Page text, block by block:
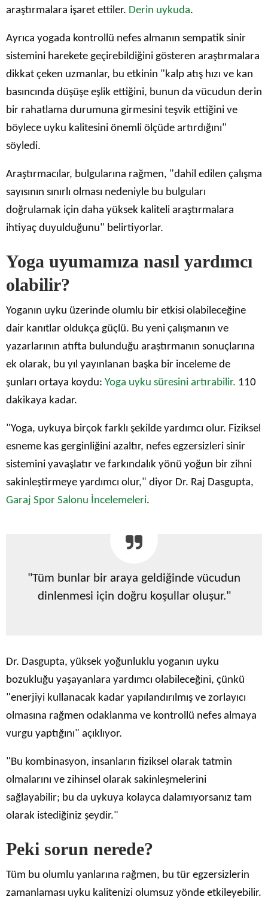
araştırmalara işaret ettiler. Derin uykuda.
Ayrıca yogada kontrollü nefes almanın sempatik sinir
sistemini harekete geçirebildiğini gösteren araştırmalara
dikkat çeken uzmanlar, bu etkinin "kalp atış hızı ve kan
basıncında düşüşe eşlik ettiğini, bunun da vücudun derin
bir rahatlama durumuna girmesini teşvik ettiğini ve
böylece uyku kalitesini önemli ölçüde artırdığını"
söyledi.
Araştırmacılar, bulgularına rağmen, "dahil edilen çalışma
sayısının sınırlı olması nedeniyle bu bulguları
doğrulamak için daha yüksek kaliteli araştırmalara
ihtiyaç duyulduğunu" belirtiyorlar.
Yoga uyumamıza nasıl yardımcı
olabilir?
Yoganın uyku üzerinde olumlu bir etkisi olabileceğine
dair kanıtlar oldukça güçlü. Bu yeni çalışmanın ve
yazarlarının atıfta bulunduğu araştırmanın sonuçlarına
ek olarak, bu yıl yayınlanan başka bir inceleme de
şunları ortaya koydu: Yoga uyku süresini artırabilir. 110
dakikaya kadar.
"Yoga, uykuya birçok farklı şekilde yardımcı olur. Fiziksel
esneme kas gerginliğini azaltır, nefes egzersizleri sinir
sistemini yavaşlatır ve farkındalık yönü yoğun bir zihni
sakinleştirmeye yardımcı olur," diyor Dr. Raj Dasgupta,
Garaj Spor Salonu İncelemeleri.
"Tüm bunlar bir araya geldiğinde vücudun
dinlenmesi için doğru koşullar oluşur."
Dr. Dasgupta, yüksek yoğunluklu yoganın uyku
bozukluğu yaşayanlara yardımcı olabileceğini, çünkü
"enerjiyi kullanacak kadar yapılandırılmış ve zorlayıcı
olmasına rağmen odaklanma ve kontrollü nefes almaya
vurgu yaptığını" açıklıyor.
"Bu kombinasyon, insanların fiziksel olarak tatmin
olmalarını ve zihinsel olarak sakinleşmelerini
sağlayabilir; bu da uykuya kolayca dalamıyorsanız tam
olarak istediğiniz şeydir."
Peki sorun nerede?
Tüm bu olumlu yanlarına rağmen, bu tür egzersizlerin
zamanlaması uyku kalitenizi olumsuz yönde etkileyebilir.